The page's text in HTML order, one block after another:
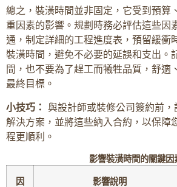
總之，裝潢時間並非固定，它受到預算
重因素的影響。規劃時務必評估這些因
通，制定詳細的工程進度表，預留緩衝
裝潢時間，避免不必要的延誤和支出。
間，也不要為了趕工而犧牲品質，舒適
最終目標。
小技巧： 與設計師或裝修公司簽約前
解決方案，並將這些納入合約，以保障
程更順利。
影響裝潢時間的關鍵因
因
影響說明